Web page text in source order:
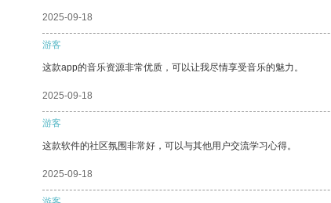
2025-09-18
游客
这款app的音乐资源非常优质，可以让我尽情享受音乐的魅力。
2025-09-18
游客
这款软件的社区氛围非常好，可以与其他用户交流学习心得。
2025-09-18